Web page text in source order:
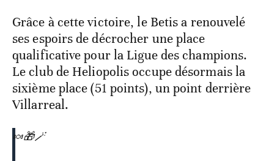
Grâce à cette victoire, le Betis a renouvelé
ses espoirs de décrocher une place
qualificative pour la Ligue des champions.
Le club de Heliopolis occupe désormais la
sixième place (51 points), un point derrière
Villarreal.
🍬🎁🪄